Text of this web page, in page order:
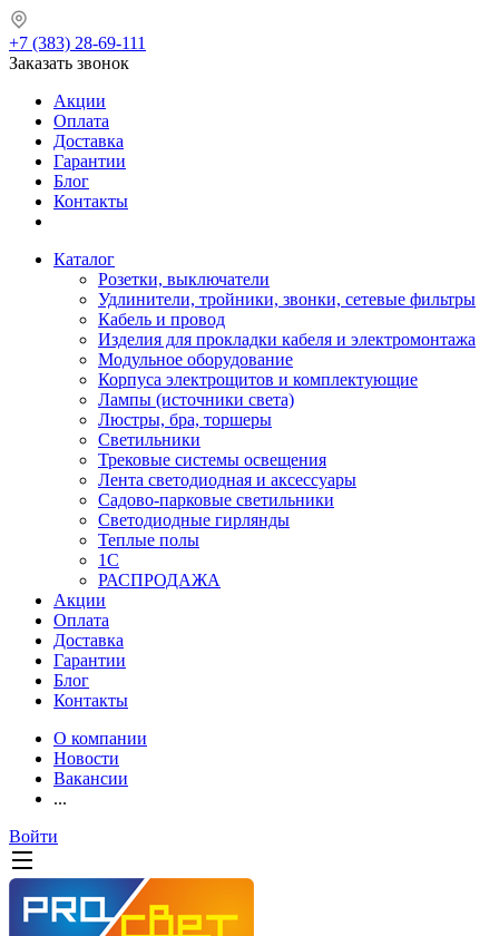
+7 (383) 28-69-111
Заказать звонок
Акции
Оплата
Доставка
Гарантии
Блог
Контакты
Каталог
Розетки, выключатели
Удлинители, тройники, звонки, сетевые фильтры
Кабель и провод
Изделия для прокладки кабеля и электромонтажа
Модульное оборудование
Корпуса электрощитов и комплектующие
Лампы (источники света)
Люстры, бра, торшеры
Светильники
Трековые системы освещения
Лента светодиодная и аксессуары
Садово-парковые светильники
Светодиодные гирлянды
Теплые полы
1С
РАСПРОДАЖА
Акции
Оплата
Доставка
Гарантии
Блог
Контакты
О компании
Новости
Вакансии
...
Войти